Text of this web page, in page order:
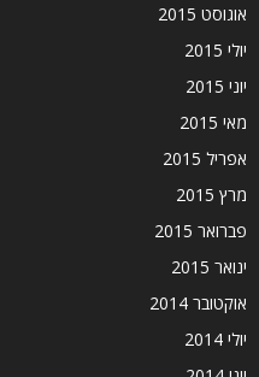
אוגוסט 2015
יולי 2015
יוני 2015
מאי 2015
אפריל 2015
מרץ 2015
פברואר 2015
ינואר 2015
אוקטובר 2014
יולי 2014